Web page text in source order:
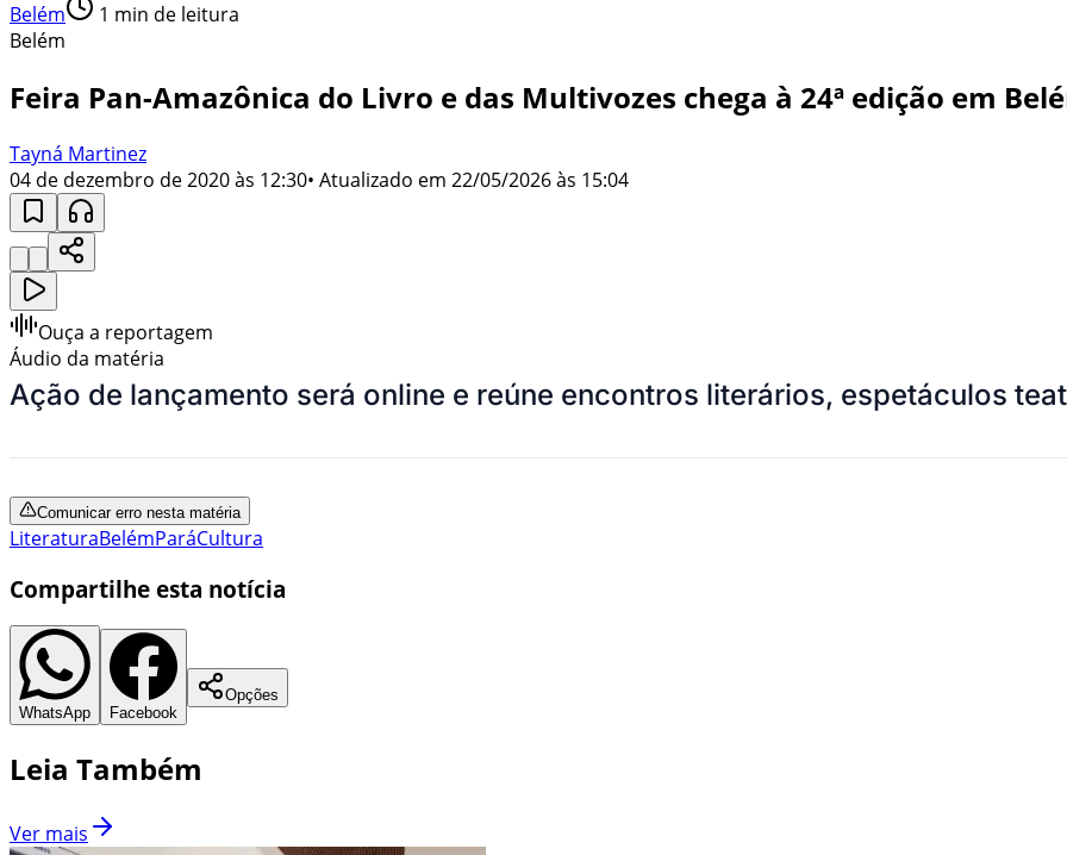
Belém 1 min de leitura
Belém
Feira Pan-Amazônica do Livro e das Multivozes chega à 24ª edição em
Tayná Martinez
04 de dezembro de 2020 às 12:30• Atualizado em 22/05/2026 às 15:04
Ouça a reportagem
Áudio da matéria
Ação de lançamento será online e reúne encontros literários, espetáculos
Comunicar erro nesta matéria
LiteraturaBelémParáCultura
Compartilhe esta notícia
WhatsApp Facebook
Opções
Leia Também
Ver mais